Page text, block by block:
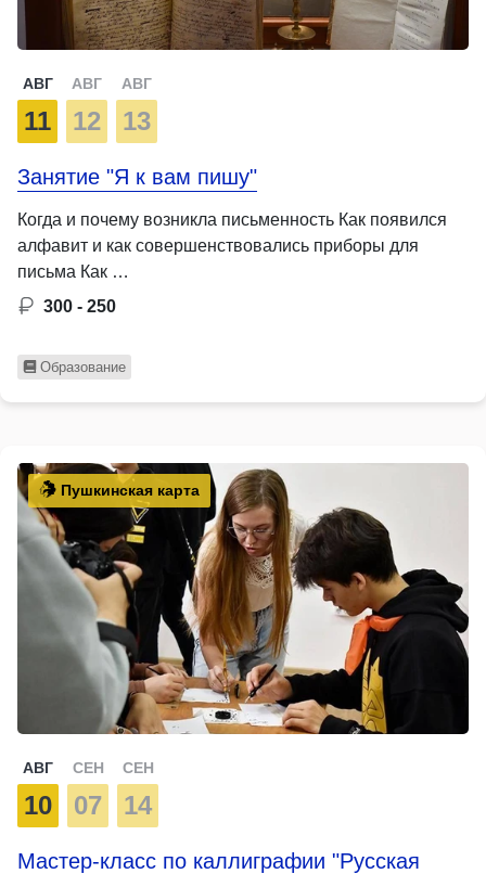
АВГ
11
АВГ
12
АВГ
13
Занятие "Я к вам пишу"
Когда и почему возникла письменность Как появился
алфавит и как совершенствовались приборы для
письма Как …
300 - 250
Образование
Пушкинская карта
АВГ
10
СЕН
07
СЕН
14
Мастер-класс по каллиграфии "Русская